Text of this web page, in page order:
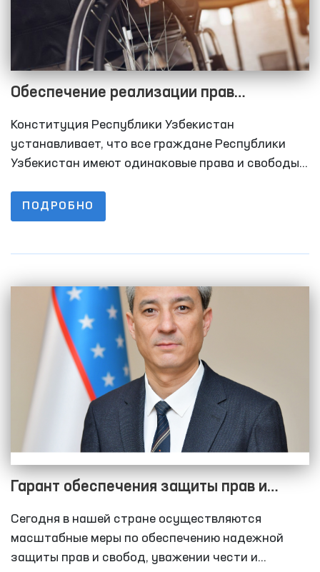
Обеспечение реализации прав
инвалидов Омбудсманом Узбекистана
Конституция Республики Узбекистан
устанавливает, что все граждане Республики
Узбекистан имеют одинаковые права и свободы и
национальности, языка, религии, социального
происхождения, убеждений, личного и
ПОДРОБНО
Гарант обеспечения защиты прав и
свобод личности
Сегодня в нашей стране осуществляются
масштабные меры по обеспечению надежной
защиты прав и свобод, уважении чести и